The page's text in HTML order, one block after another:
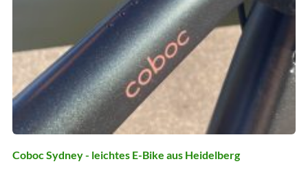
Coboc Sydney - leichtes E-Bike aus Heidelberg